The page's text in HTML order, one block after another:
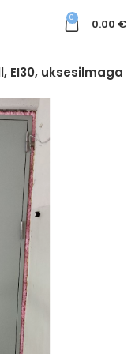
0 0.00 €
EI30, uksesilmaga